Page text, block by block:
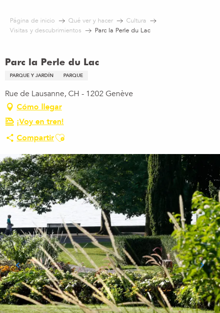
contenu
Página de inicio Qué ver y hacer
Cultura
Visitas y descubrimientos
Parc la Perle du Lac
Parc la Perle du Lac
PARQUE Y JARDÍN PARQUE
Rue de Lausanne, CH - 1202 Genève
Cómo llegar
¡Voy en tren!
CompartirAjouter aux favoris